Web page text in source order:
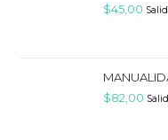
$45,00
$82,00